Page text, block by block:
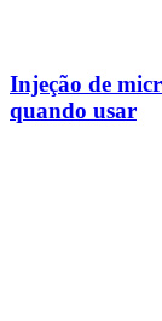
Injeção de
quando usar